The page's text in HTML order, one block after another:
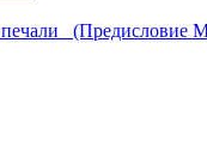
(Предисловие